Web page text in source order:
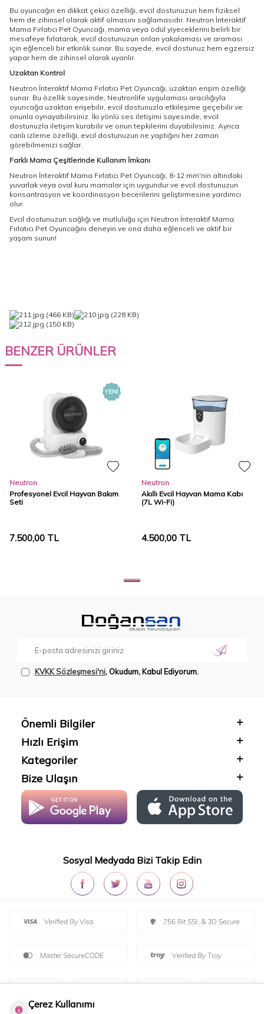
Bu oyuncağın en dikkat çekici özelliği, evcil dostunuzun hem fiziksel
hem de zihinsel olarak aktif olmasını sağlamasıdır. Neutron İnteraktif
Mama Fırlatıcı Pet Oyuncağı, mama veya ödül yiyeceklerini belirli bir
mesafeye fırlatarak, evcil dostunuzun onları yakalaması ve araması
için eğlenceli bir etkinlik sunar. Bu sayede, evcil dostunuz hem egzersiz
yapar hem de zihinsel olarak uyarılır.
Uzaktan Kontrol
Neutron İnteraktif Mama Fırlatıcı Pet Oyuncağı, uzaktan erişim özelliği
sunar. Bu özellik sayesinde, Neutronlife uygulaması aracılığıyla
oyuncağa uzaktan erişebilir, evcil dostunuzla etkileşime geçebilir ve
onunla oynayabilirsiniz. İki yönlü ses iletişimi sayesinde, evcil
dostunuzla iletişim kurabilir ve onun tepkilerini duyabilirsiniz. Ayrıca
canlı izleme özelliği, evcil dostunuzun ne yaptığını her zaman
görebilmenizi sağlar.
Farklı Mama Çeşitlerinde Kullanım İmkanı
Neutron İnteraktif Mama Fırlatıcı Pet Oyuncağı, 8-12 mm'nin altındaki
yuvarlak veya oval kuru mamalar için uygundur ve evcil dostunuzun
konsantrasyon ve koordinasyon becerilerini geliştirmesine yardımcı
olur.
Evcil dostunuzun sağlığı ve mutluluğu için Neutron İnteraktif Mama
Fırlatıcı Pet Oyuncağını deneyin ve ona daha eğlenceli ve aktif bir
yaşam sunun!
BENZER ÜRÜNLER
YENI
Neutron
Profesyonel Evcil Hayvan Bakım
Seti
7.500,00 TL
Neutron
Akıllı Evcil Hayvan Mama Kabı
(7L Wi-Fi)
4.500,00TL
KVKK Sözleşmesi'ni, Okudum, Kabul Ediyorum.
Önemli Bilgiler
Hızlı Erişim
Kategoriler
Bize Ulaşın
Sosyal Medyada Bizi Takip Edin
Çerez Kullanımı